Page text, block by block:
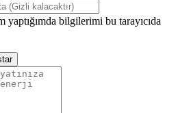
bilgilerimi bu tarayıcıda